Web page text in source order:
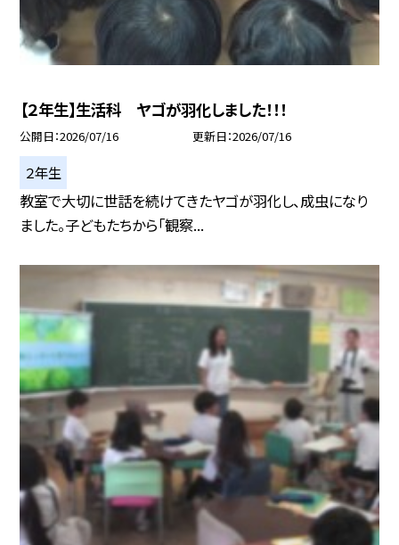
【２年生】生活科 ヤゴが羽化しました！！！
公開日 2026/07/16 更新日 2026/07/16
２年生
教室で大切に世話を続けてきたヤゴが羽化し、成虫になり
ました。子どもたちから「観察...